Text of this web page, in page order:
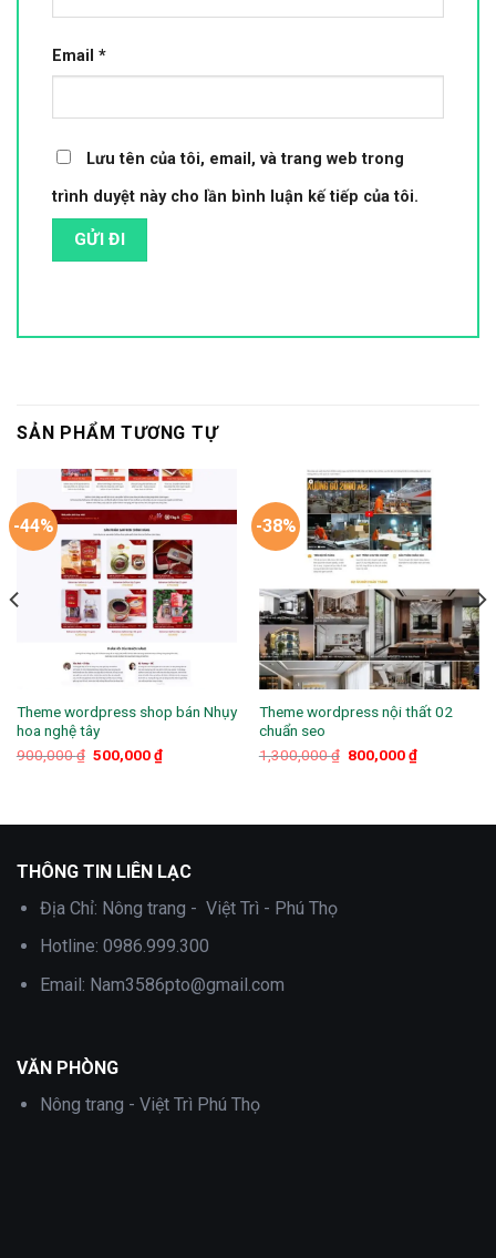
Email *
Lưu tên của tôi, email, và trang web trong
trình duyệt này cho lần bình luận kế tiếp của tôi.
SẢN PHẨM TƯƠNG TỰ
-44%
Theme wordpress shop bán Nhụy
hoa nghệ tây
900,000₫ Giá
500,000₫Giá
hiện
-38%
Theme wordpress nội thất 02
chuẩn seo
1,300,000₫ Giá
800,000₫Giá
hiện
THÔNG TIN LIÊN LẠC
Địa Chỉ: Nông trang - Việt Trì - Phú Thọ
Hotline: 0986.999.300
Email: Nam3586pto@gmail.com
VĂN PHÒNG
Nông trang - Việt Trì Phú Thọ